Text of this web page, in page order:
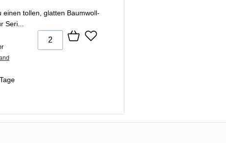
einen tollen, glatten Baumwoll-
Seri...